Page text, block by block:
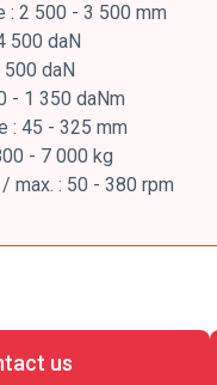
: 2 500 - 3 500 mm
500 daN
500 daN
- 1 350 daNm
: 45 - 325 mm
- 7 000 kg
max. : 50 - 380 rpm
us